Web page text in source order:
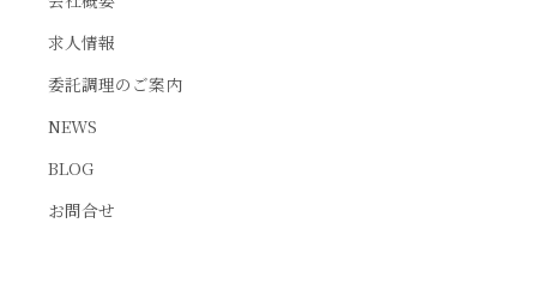
求人情報
委託調理のご案内
NEWS
BLOG
お問合せ